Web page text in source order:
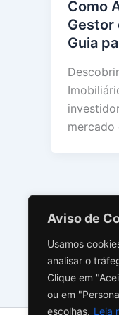
Aviso de
Usamos
analisar o
Clique em
ou em
escolhas. Leia
Como
Gestor
Guia